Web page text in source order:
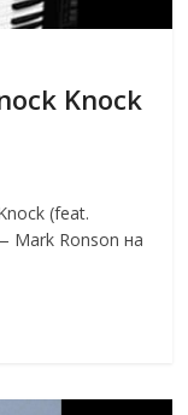
Knock
(feat.
Mark Ronson на